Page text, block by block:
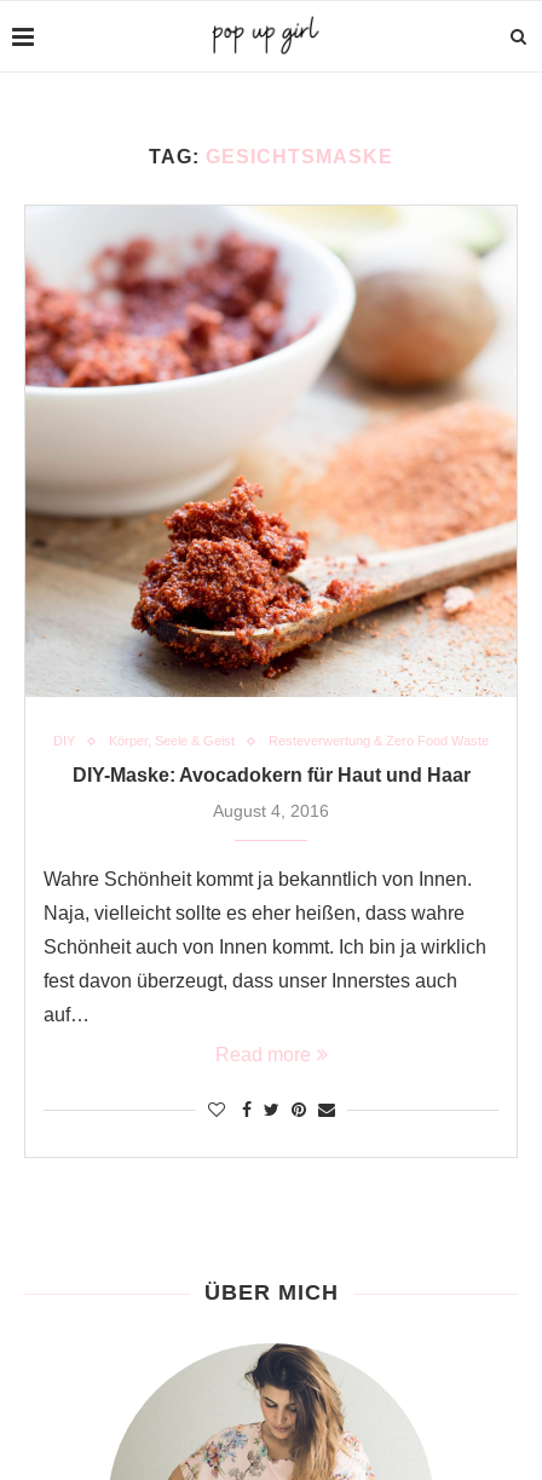
TAG: GESICHTSMASKE
DIY Körper, Seele & Geist Resteverwertung & Zero Food Waste
DIY-Maske: Avocadokern für Haut und Haar
August 4, 2016
Wahre Schönheit kommt ja bekanntlich von Innen.
Naja, vielleicht sollte es eher heißen, dass wahre
Schönheit auch von Innen kommt. Ich bin ja wirklich
fest davon überzeugt, dass unser Innerstes auch
auf…
Read more
ÜBER MICH